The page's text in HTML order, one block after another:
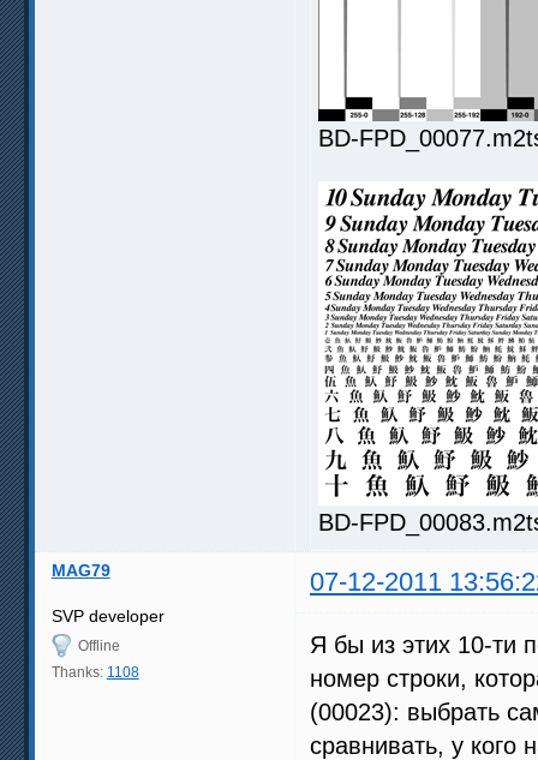
BD-
BD-
MAG79 07-12-2011
SVP developer
Offline
Thanks: 1108
Я бы из этих 10-ти
номер строки,
(00023): выбрать
сравнивать, у кого